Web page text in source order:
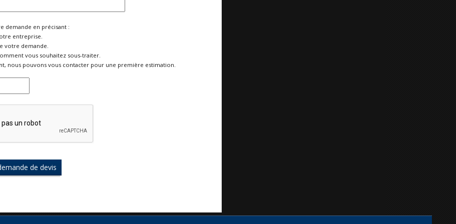
demande en précisant :
entreprise.
votre demande.
vous souhaitez sous-traiter.
nous pouvons vous contacter pour une première estimation.